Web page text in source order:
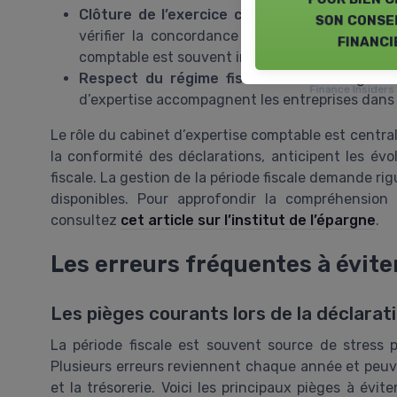
Clôture de l’exercice comptable :À la fin de
vérifier la concordance des écritures et
comptable est souvent indispensable pour
Respect du régime fiscal :
d’expertise accompagnent les entreprises
Le rôle du cabinet d’expertise comptable est
la conformité des déclarations, anticipent les
fiscale. La gestion de la période fiscale demande
disponibles. Pour approfondir la
consultez cet article sur l’institut de l’épargne.
Les erreurs fréquentes à
Les pièges courants lors de la
La période fiscale est souvent source de stress
Plusieurs erreurs reviennent chaque année et
et la trésorerie. Voici les principaux pièges à
son
Finance